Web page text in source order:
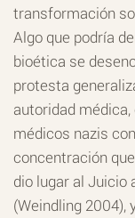
transformación
Algo que podría
bioética se
protesta
autoridad
médicos nazis
concentración
dio lugar al Juicio
(Weindling 2004),